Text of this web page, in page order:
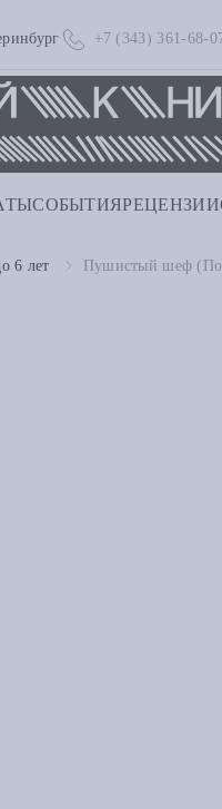
+7 (343) 361-68-
СОБЫТИЯРЕЦЕНЗИИ
6 лет Пушистый шеф